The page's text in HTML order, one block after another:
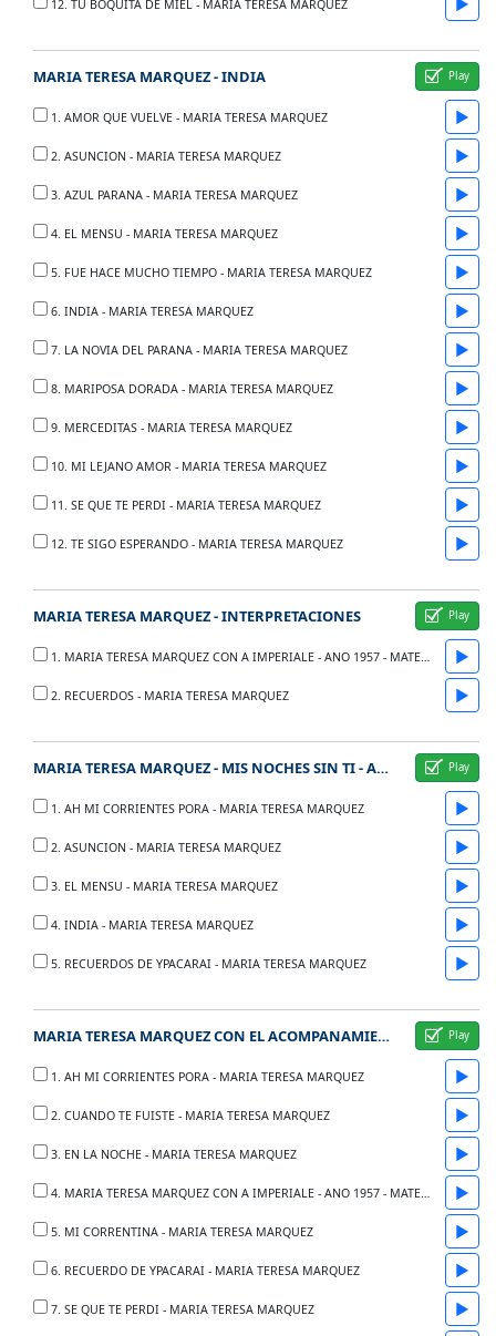
12. TU BOQUITA DE MIEL - MARIA TERESA MARQUEZ
MARIA TERESA MARQUEZ - INDIA
1. AMOR QUE VUELVE - MARIA TERESA MARQUEZ ▶
2. ASUNCION - MARIA TERESA MARQUEZ ▶
3. AZUL PARANA - MARIA TERESA MARQUEZ ▶
4. EL MENSU - MARIA TERESA MARQUEZ ▶
5. FUE HACE MUCHO TIEMPO - MARIA TERESA MARQUEZ ▶
6. INDIA - MARIA TERESA MARQUEZ ▶
7. LA NOVIA DEL PARANA - MARIA TERESA MARQUEZ ▶
8. MARIPOSA DORADA - MARIA TERESA MARQUEZ ▶
9. MERCEDITAS - MARIA TERESA MARQUEZ ▶
10. MI LEJANO AMOR - MARIA TERESA MARQUEZ ▶
11. SE QUE TE PERDI - MARIA TERESA MARQUEZ ▶
12. TE SIGO ESPERANDO - MARIA TERESA MARQUEZ ▶
MARIA TERESA MARQUEZ - INTERPRETACIONES
1. MARIA TERESA MARQUEZ CON A IMPERIALE - ANO 1957 - MATERIAL COMPLETO ▶
2. RECUERDOS - MARIA TERESA MARQUEZ ▶
MARIA TERESA MARQUEZ - MIS NOCHES SIN TI - ANO 1967
1. AH MI CORRIENTES PORA - MARIA TERESA MARQUEZ ▶
2. ASUNCION - MARIA TERESA MARQUEZ ▶
3. EL MENSU - MARIA TERESA MARQUEZ ▶
4. INDIA - MARIA TERESA MARQUEZ ▶
5. RECUERDOS DE YPACARAI - MARIA TERESA MARQUEZ ▶
MARIA TERESA MARQUEZ CON EL ACOMPANAMIENTO DE ARMANDO ADOLFO IMPERIALE - ANO 1957
1. AH MI CORRIENTES PORA - MARIA TERESA MARQUEZ ▶
2. CUANDO TE FUISTE - MARIA TERESA MARQUEZ ▶
3. EN LA NOCHE - MARIA TERESA MARQUEZ ▶
4. MARIA TERESA MARQUEZ CON A IMPERIALE - ANO 1957 - MATERIAL COMPLETO ▶
5. MI CORRENTINA - MARIA TERESA MARQUEZ ▶
6. RECUERDO DE YPACARAI - MARIA TERESA MARQUEZ ▶
7. SE QUE TE PERDI - MARIA TERESA MARQUEZ ▶